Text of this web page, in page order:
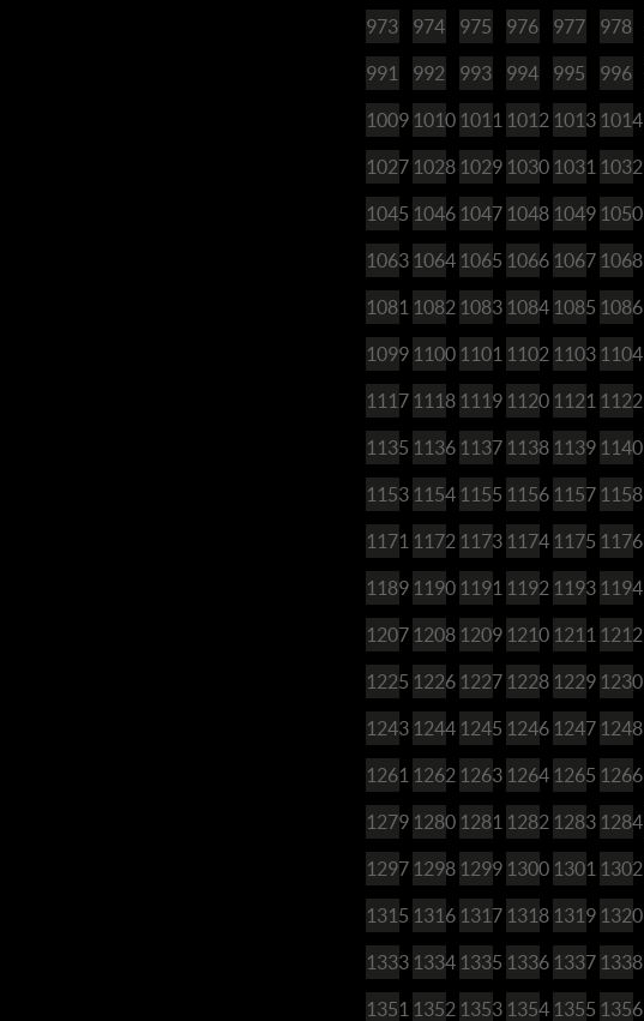
973 974 975 976 977 978
991 992 993 994 995 996
1009 1010 1011 1012 1013 1014
1027 1028 1029 1030 1031 1032
1045 1046 1047 1048 1049 1050
1063 1064 1065 1066 1067 1068
1081 1082 1083 1084 1085 1086
1099 1100 1101 1102 1103 1104
1117 1118 1119 1120 1121 1122
1135 1136 1137 1138 1139 1140
1153 1154 1155 1156 1157 1158
1171 1172 1173 1174 1175 1176
1189 1190 1191 1192 1193 1194
1207 1208 1209 1210 1211 1212
1225 1226 1227 1228 1229 1230
1243 1244 1245 1246 1247 1248
1261 1262 1263 1264 1265 1266
1279 1280 1281 1282 1283 1284
1297 1298 1299 1300 1301 1302
1315 1316 1317 1318 1319 1320
1333 1334 1335 1336 1337 1338
1351 1352 1353 1354 1355 1356